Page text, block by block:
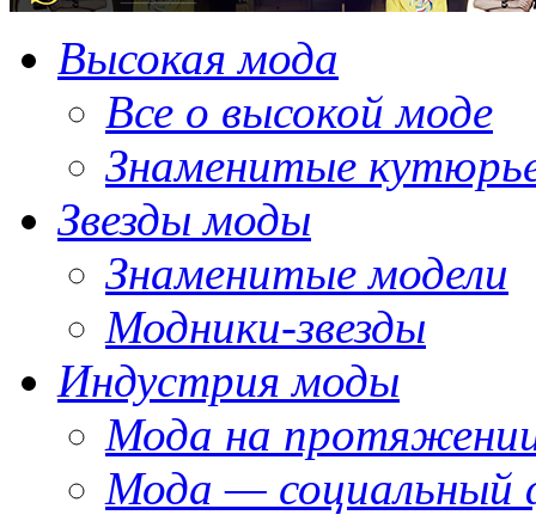
Высокая мода
Все о высокой моде
Знаменитые
Звезды моды
Знаменитые модели
Модники-звезды
Индустрия моды
Мода на
Мода — социальный